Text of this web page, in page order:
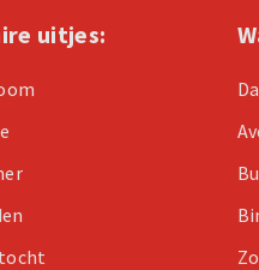
uitjes: